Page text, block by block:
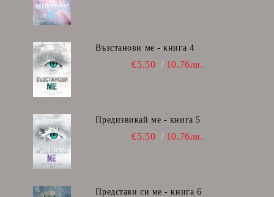
Възстанови ме - книга 4
€5.50 10.76лв.
Предизвикай ме - книга 5
€5.50 10.76лв.
Представи си ме - книга 6